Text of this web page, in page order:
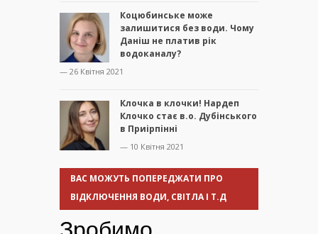
Коцюбинське може
залишитися без води. Чому
Даніш не платив рік
водоканалу?
— 26 Квітня 2021
Клочка в клочки! Нардеп
Клочко стає в.о. Дубінського
в Приірпінні
— 10 Квітня 2021
ВАС МОЖУТЬ ПОПЕРЕДЖАТИ ПРО
ВІДКЛЮЧЕННЯ ВОДИ, СВІТЛА І Т.Д